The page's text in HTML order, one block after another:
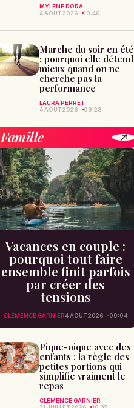
MYLÈNE DORA
4 AOÛT 2026
10:40
Marche du soir en été
: pourquoi elle détend
mieux quand on ne
cherche pas la
performance
LAURA PERRET
4 AOÛT 2026
09:28
Famille
Vacances en couple :
pourquoi tout faire
ensemble finit parfois
par créer des
tensions
CLÉMENCE GARNIER4 AOÛT 2026 09:04
Pique-nique avec des
enfants : la règle des
petites portions qui
simplifie vraiment le
repas
CLÉMENCE GARNIER